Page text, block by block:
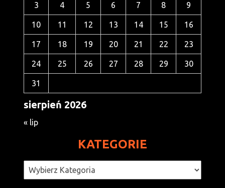
sierpień 2026
3 4 5 6 7 8 9
10 11 12 13 14 15 16
17 18 19 20 21 22 23
24 25 26 27 28 29 30
31
« lip
KATEGORIE
Kategorie